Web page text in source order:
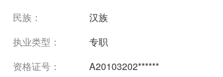
民族：
汉族
执业类型：
专职
资格证号：
A20103202******